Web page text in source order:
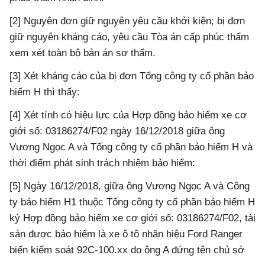
[2] Nguyên đơn giữ nguyên yêu cầu khởi kiện; bị đơn
giữ nguyên kháng cáo, yêu cầu Tòa án cấp phúc thẩm
xem xét toàn bộ bản án sơ thẩm.
[3] Xét kháng cáo của bị đơn Tổng công ty cổ phần bảo
hiểm H thì thấy:
[4] Xét tính có hiệu lực của Hợp đồng bảo hiểm xe cơ
giới số: 03186274/F02 ngày 16/12/2018 giữa ông
Vương Ngọc A và Tổng công ty cổ phần bảo hiểm H và
thời điểm phát sinh trách nhiệm bảo hiểm:
[5] Ngày 16/12/2018, giữa ông Vương Ngọc A và Công
ty bảo hiểm H1 thuộc Tổng công ty cổ phần bảo hiểm H
ký Hợp đồng bảo hiểm xe cơ giới số: 03186274/F02, tài
sản được bảo hiểm là xe ô tô nhãn hiệu Ford Ranger
biển kiểm soát 92C-100.xx do ông A đứng tên chủ sở